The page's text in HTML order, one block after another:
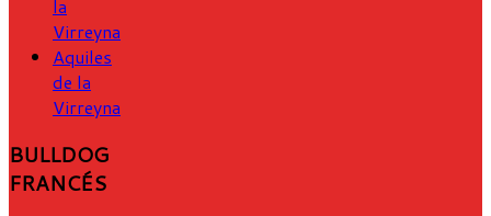
la
Virreyna
Aquiles
de la
Virreyna
BULLDOG
FRANCÉS